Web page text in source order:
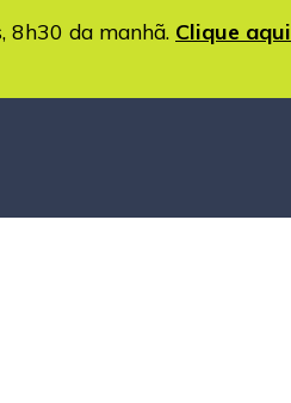
8h30 da manhã. Clique aqui